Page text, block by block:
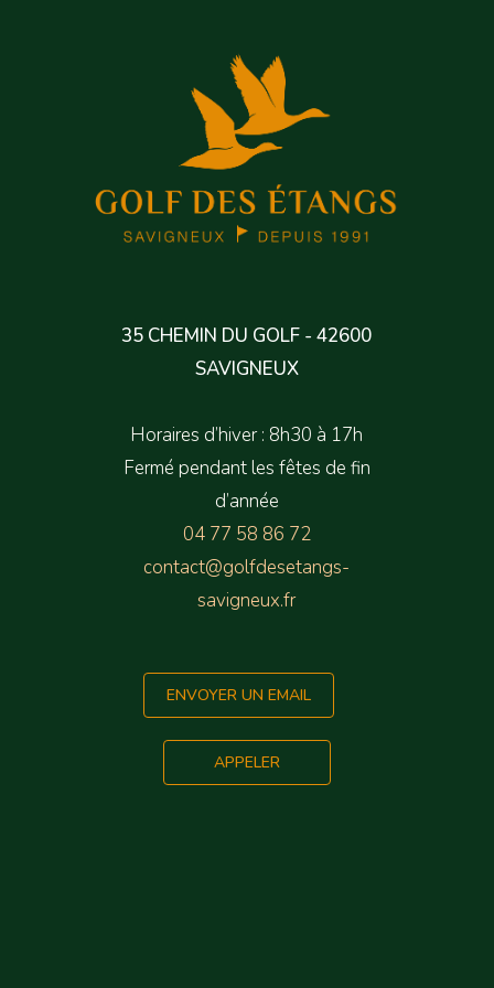
35 CHEMIN DU GOLF - 42600
SAVIGNEUX
Horaires d’hiver : 8h30 à 17h
Fermé pendant les fêtes de fin
d’année
04 77 58 86 72
contact@golfdesetangs-
savigneux.fr
ENVOYER UN EMAIL
APPELER